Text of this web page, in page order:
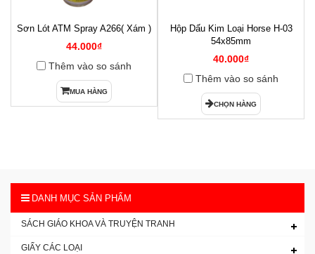
Sơn Lót ATM Spray A266( Xám )
44.000₫
Thêm vào so sánh
MUA HÀNG
Hộp Dấu Kim Loại Horse H-03
54x85mm
40.000₫
Thêm vào so sánh
CHỌN HÀNG
DANH MỤC SẢN PHẨM
SÁCH GIÁO KHOA VÀ TRUYỆN TRANH
GIẤY CÁC LOẠI